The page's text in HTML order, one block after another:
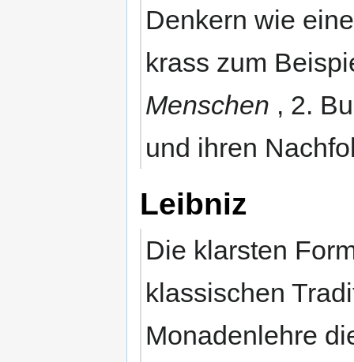
Denkern wie
krass zum
Menschen , 2.
und ihren
Leibniz
Die klarsten
klassischen
Monadenlehre